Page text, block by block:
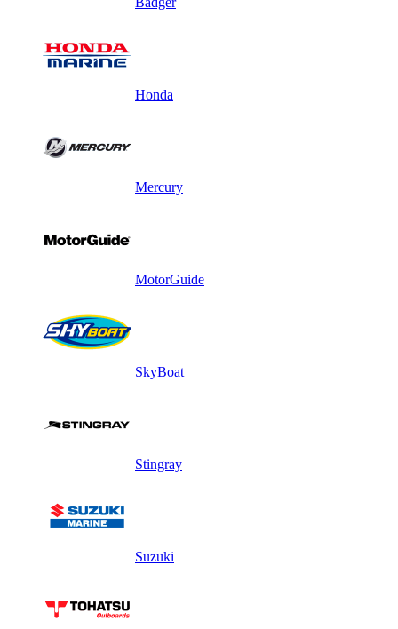
Honda
Mercury
MotorGuide
SkyBoat
Stingray
Suzuki